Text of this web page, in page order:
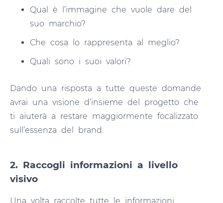
Qual è l’immagine che vuole dare del
suo marchio?
Che cosa lo rappresenta al meglio?
Quali sono i suoi valori?
Dando una risposta a tutte queste domande
avrai una visione d’insieme del progetto che
ti aiuterà a restare maggiormente focalizzato
sull’essenza del brand.
2. Raccogli informazioni a livello
visivo
Una volta raccolte tutte le informazioni